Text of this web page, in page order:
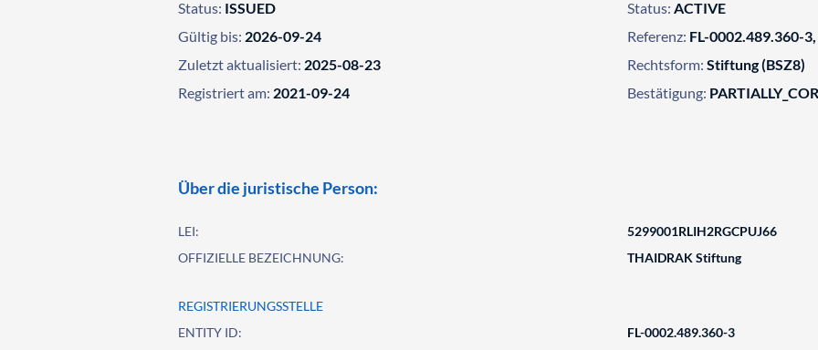
Status: ISSUED
Gültig bis: 2026-09-24
Zuletzt aktualisiert: 2025-08-23
Registriert am: 2021-09-24
Status: ACTIVE
Referenz: FL-0002.489.360-
Rechtsform: Stiftung (BSZ8)
Bestätigung:
Über die juristische Person:
LEI:
5299001RLIH2RGCPUJ66
OFFIZIELLE BEZEICHNUNG:
THAIDRAK Stiftung
REGISTRIERUNGSSTELLE
ENTITY ID:
FL-0002.489.360-3